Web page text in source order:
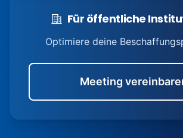
Für öffentliche
Optimiere deine
Meeting